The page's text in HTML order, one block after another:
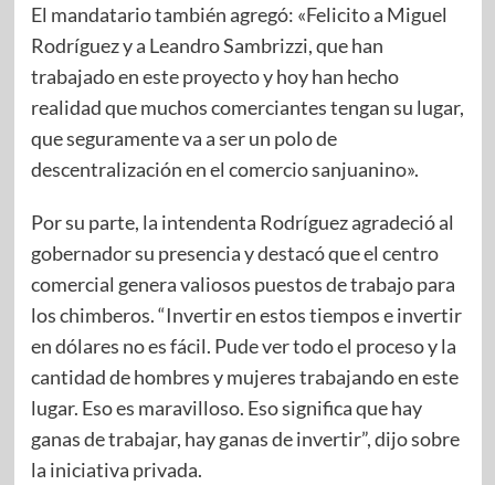
El mandatario también agregó: «Felicito a Miguel
Rodríguez y a Leandro Sambrizzi, que han
trabajado en este proyecto y hoy han hecho
realidad que muchos comerciantes tengan su lugar,
que seguramente va a ser un polo de
descentralización en el comercio sanjuanino».
Por su parte, la intendenta Rodríguez agradeció al
gobernador su presencia y destacó que el centro
comercial genera valiosos puestos de trabajo para
los chimberos. “Invertir en estos tiempos e invertir
en dólares no es fácil. Pude ver todo el proceso y la
cantidad de hombres y mujeres trabajando en este
lugar. Eso es maravilloso. Eso significa que hay
ganas de trabajar, hay ganas de invertir”, dijo sobre
la iniciativa privada.